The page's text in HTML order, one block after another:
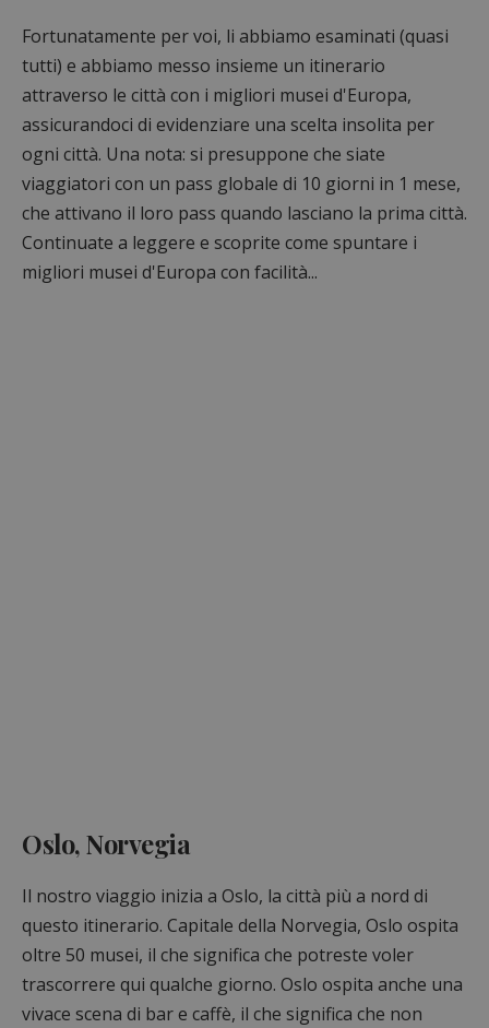
Fortunatamente per voi, li abbiamo esaminati (quasi
tutti) e abbiamo messo insieme un itinerario
attraverso le città con i migliori musei d'Europa,
assicurandoci di evidenziare una scelta insolita per
ogni città. Una nota: si presuppone che siate
viaggiatori con un pass globale di 10 giorni in 1 mese,
che attivano il loro pass quando lasciano la prima città.
Continuate a leggere e scoprite come spuntare i
migliori musei d'Europa con facilità...
Oslo, Norvegia
Il nostro viaggio inizia a Oslo, la città più a nord di
questo itinerario. Capitale della Norvegia, Oslo ospita
oltre 50 musei, il che significa che potreste voler
trascorrere qui qualche giorno. Oslo ospita anche una
vivace scena di bar e caffè, il che significa che non